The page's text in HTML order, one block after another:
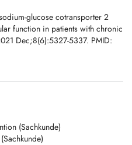
glucose cotransporter 2
function in patients with chronic
Dec;8(6):5327-5337. PMID:
(Sachkunde)